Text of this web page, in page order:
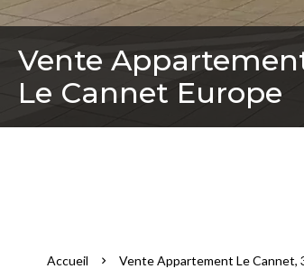
Vente
Le Cannet Europe
Accueil Vente Appartement Le Cannet,